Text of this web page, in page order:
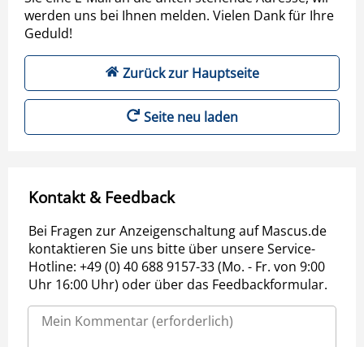
werden uns bei Ihnen melden. Vielen Dank für Ihre
Geduld!
Zurück zur Hauptseite
Seite neu laden
Kontakt & Feedback
Bei Fragen zur Anzeigenschaltung auf Mascus.de
kontaktieren Sie uns bitte über unsere Service-
Hotline: +49 (0) 40 688 9157-33 (Mo. - Fr. von 9:00
Uhr 16:00 Uhr) oder über das Feedbackformular.